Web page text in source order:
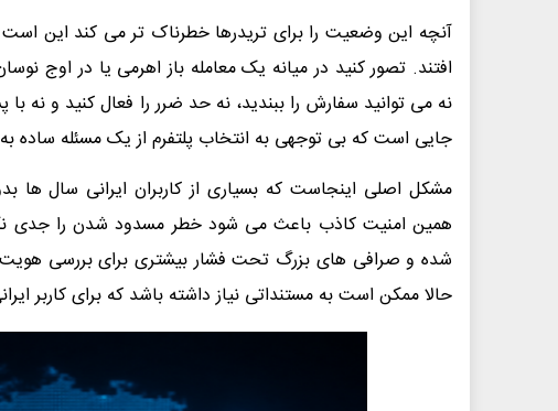
آنچه این وضعیت را برای تریدرها خطرناک تر می کند این
افتند. تصور کنید در میانه یک معامله باز اهرمی یا در اوج
نه می توانید سفارش را ببندید، نه حد ضرر را فعال کنید و نه با
جایی است که بی توجهی به انتخاب پلتفرم از یک مسئله
مشکل اصلی اینجاست که بسیاری از کاربران ایرانی سال ها
همین امنیت کاذب باعث می شود خطر مسدود شدن را جدی
شده و صرافی های بزرگ تحت فشار بیشتری برای بررسی هویت
حالا ممکن است به مستنداتی نیاز داشته باشد که برای کاربر